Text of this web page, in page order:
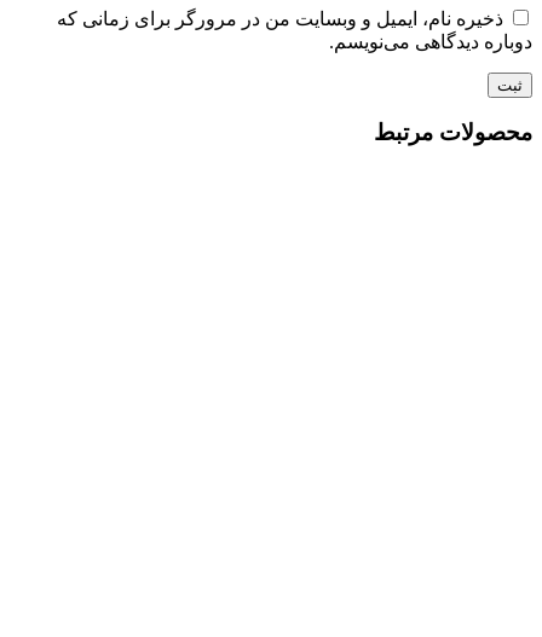
ذخیره نام، ایمیل و وبسایت من در مرورگر برای زمانی که
دوباره دیدگاهی می‌نویسم.
محصولات مرتبط